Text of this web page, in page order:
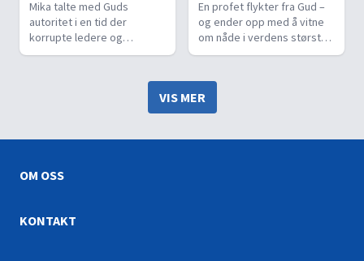
Mika talte med Guds
autoritet i en tid der
korrupte ledere og
profeter styrte folket vill.
En profet flykter fra Gud –
og ender opp med å vitne
om nåde i verdens største
by.
VIS MER
OM OSS
KONTAKT